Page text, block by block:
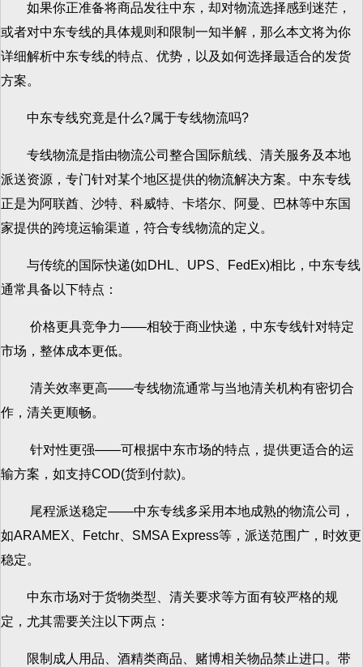
如果你正准备将商品发往中东，却对物流选择感到迷茫，
或者对中东专线的具体规则和限制一知半解，那么本文将为你
详细解析中东专线的特点、优势，以及如何选择最适合的发货
方案。
中东专线究竟是什么?属于专线物流吗?
专线物流是指由物流公司整合国际航线、清关服务及本地
派送资源，专门针对某个地区提供的物流解决方案。中东专线
正是为阿联酋、沙特、科威特、卡塔尔、阿曼、巴林等中东国
家提供的跨境运输渠道，符合专线物流的定义。
与传统的国际快递(如DHL、UPS、FedEx)相比，中东专线
通常具备以下特点：
价格更具竞争力——相较于商业快递，中东专线针对特定
市场，整体成本更低。
清关效率更高——专线物流通常与当地清关机构有密切合
作，清关更顺畅。
针对性更强——可根据中东市场的特点，提供更适合的运
输方案，如支持COD(货到付款)。
尾程派送稳定——中东专线多采用本地成熟的物流公司，
如ARAMEX、Fetchr、SMSA Express等，派送范围广，时效更
稳定。
中东市场对于货物类型、清关要求等方面有较严格的规
定，尤其需要关注以下两点：
限制成人用品、酒精类商品、赌博相关物品禁止进口。带